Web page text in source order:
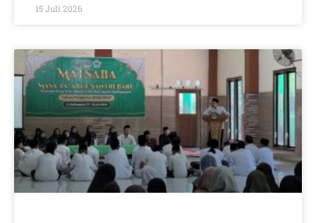
15 Juli 2026